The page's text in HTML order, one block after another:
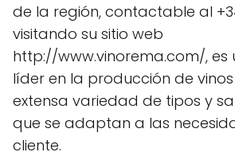
de la región, contactable al
visitando su sitio web
http://www.vinorema.com/, es
líder en la producción de
extensa variedad de tipos y
que se adaptan a las
cliente.